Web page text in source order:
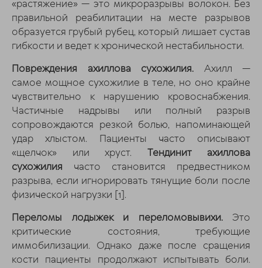
«растяжение» — это микроразрывы волокон. Без
правильной реабилитации на месте разрывов
образуется грубый рубец, который лишает сустав
гибкости и ведет к хронической нестабильности.
Повреждения ахиллова сухожилия. Ахилл —
самое мощное сухожилие в теле, но оно крайне
чувствительно к нарушению кровоснабжения.
Частичные надрывы или полный разрыв
сопровождаются резкой болью, напоминающей
удар хлыстом. Пациенты часто описывают
«щелчок» или хруст. Тендинит ахиллова
сухожилия часто становится предвестником
разрыва, если игнорировать тянущие боли после
физической нагрузки [1].
Переломы лодыжек и переломовывихи.Это
критические состояния, требующие
иммобилизации. Однако даже после сращения
кости пациенты продолжают испытывать боли.